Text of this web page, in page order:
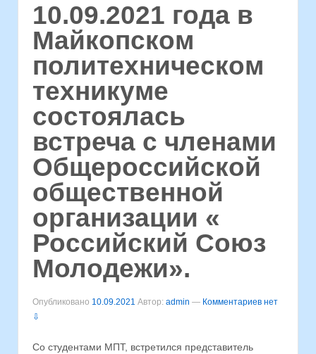
10.09.2021 года в
Майкопском
политехническом
техникуме
состоялась
встреча с членами
Общероссийской
общественной
организации «
Российский Союз
Молодежи».
Опубликовано 10.09.2021 Автор: admin — Комментариев нет
⇩
Со студентами МПТ, встретился представитель